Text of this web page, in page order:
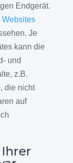
Endgerät.
Websites
Je
kann die
und
z.B.
die nicht
auf